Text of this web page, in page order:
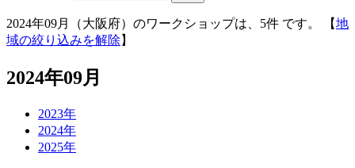
2024年09月（大阪府）のワークショップは、5件 です。 【地
域の絞り込みを解除 】
2024年09月
2023年
2024年
2025年